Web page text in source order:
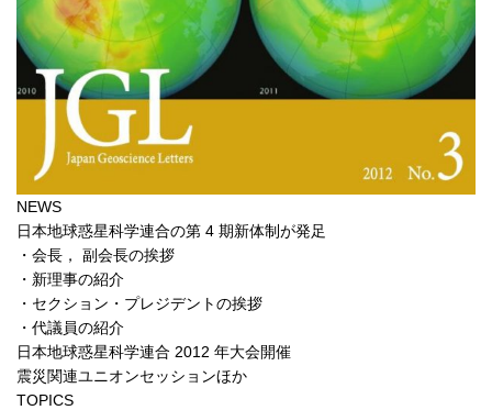
NEWS
日本地球惑星科学連合の第 4 期新体制が発足
・会長， 副会長の挨拶
・新理事の紹介
・セクション・プレジデントの挨拶
・代議員の紹介
日本地球惑星科学連合 2012 年大会開催
震災関連ユニオンセッションほか
TOPICS